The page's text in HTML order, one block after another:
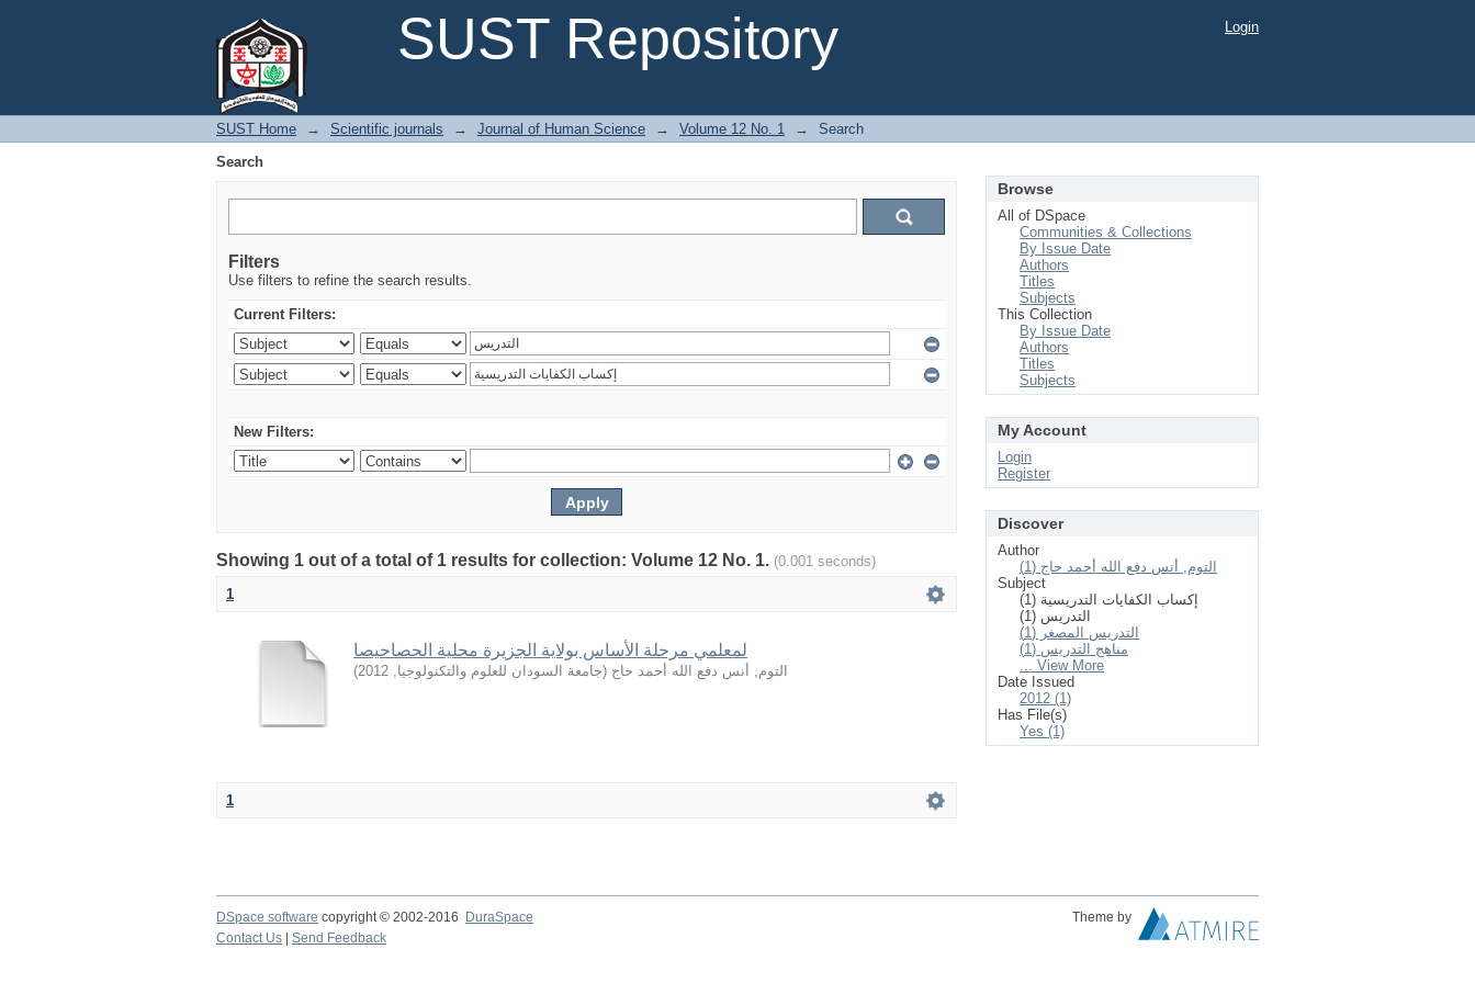
SUST Repository
Login
SUST Home → Scientific journals → Journal of Human Science → Volume 12 No. 1 →
Search
Search
Filters
Use filters to refine the search results.
Current Filters:
New Filters:
Showing 1 out of a total of 1 results for collection: Volume 12 No. 1. (0.001 seconds)
1
لمعلمي مرحلة الأساس بولاية الجزيرة محلية الحصاحيصا
التوم, أنس دفع الله أحمد حاج (جامعة السودان للعلوم والتكنولوجيا,
2012
)
1
Browse
All of DSpace
Communities & Collections
By Issue Date
Authors
Titles
Subjects
This Collection
By Issue Date
Authors
Titles
Subjects
My Account
Login
Register
Discover
Author
التوم, أنس دفع الله أحمد حاج (1)
Subject
إكساب الكفايات التدريسية (1)
التدريس (1)
التدريس المصغر (1)
مناهج التدريس (1)
... View More
Date Issued
2012 (1)
Has File(s)
Yes (1)
DSpace software copyright © 2002-2016 DuraSpace
Theme by
Contact Us
Send Feedback